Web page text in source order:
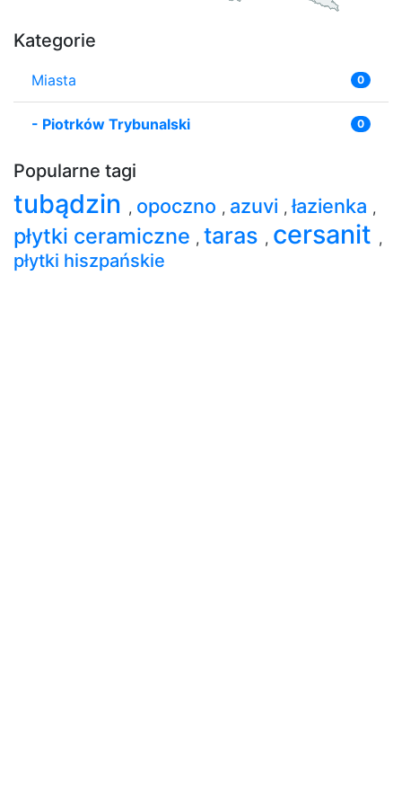
Kategorie
Miasta 0
- Piotrków Trybunalski 0
Popularne tagi
tubądzin , opoczno , azuvi , łazienka ,
płytki ceramiczne , taras , cersanit ,
płytki hiszpańskie